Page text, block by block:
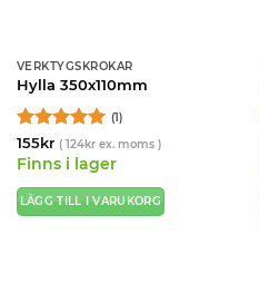
VERKTYGSKROKAR
Hylla 350x110mm
Betygsatt5
av 5
(1)
155kr ( 124krex. moms )
Finns i lager
LÄGG TILL I VARUKORG